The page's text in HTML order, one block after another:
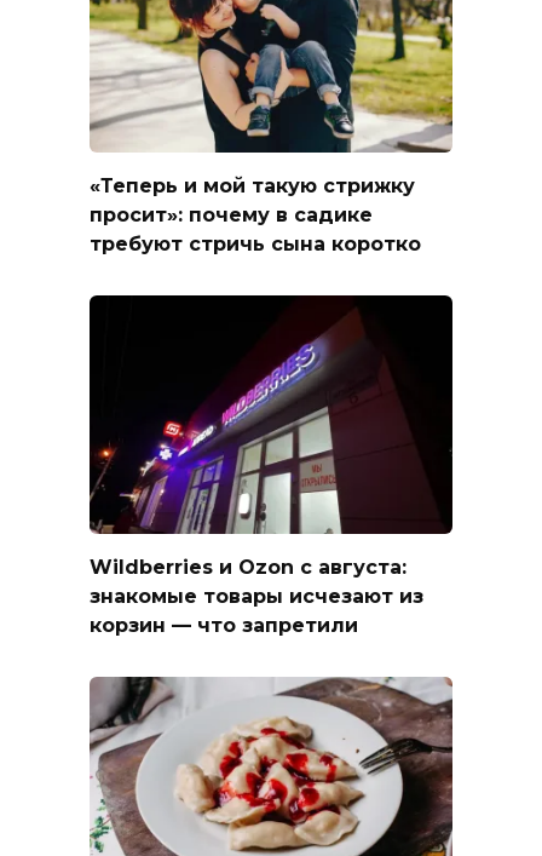
«Теперь и мой такую стрижку
просит»: почему в садике
требуют стричь сына коротко
Wildberries и Ozon с августа:
знакомые товары исчезают из
корзин — что запретили